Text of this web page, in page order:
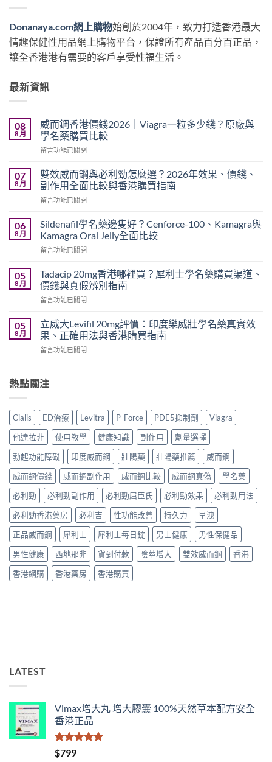
Donanaya.com網上購物始創於2004年，致力打造香港最大
情趣保健性用品網上購物平台，保證所有產品百分百正品，
讓全香港港有需要的客戶享受性福生活。
最新資訊
08
8 月
威而鋼香港價錢2026｜Viagra一粒多少錢？原廠與
學名藥購買比較
在
而
鋼
香
港
錢
2026
Viagra
粒
多
錢？
廠
與
學
購
買
較〉
中
留言功能已關閉
07
8 月
雙效威而鋼與必利勁怎麼選？2026年效果、價錢、
副作用全面比較與香港購買指南
在
效
而
鋼
必
利
勁
怎
選？
2026
效
錢、
用
全
面
比
較
與
香
港
買
指
南〉
中
留言功能已關閉
06
8 月
Sildenafil學名藥邊隻好？Cenforce-100、Kamagra與
Kamagra Oral Jelly全面比較
在
學
名
藥
邊
好？
Cenforce-
100、
Kamagra
Oral
面
比
較〉
中
留言功能已關閉
05
8 月
Tadacip 20mg香港哪裡買？犀利士學名藥購買渠道、
價錢與真假辨別指南
在
20mg
香
港
哪
犀
學
名
藥
購
買
渠
道、
價
與
真
假
辨
別
指
南〉
中
留言功能已關閉
05
8 月
立威大Levifil 20mg評價：印度樂威壯學名藥真實效
果、正確用法與香港購買指南
在
大
Levifil
評
價：
印
度
樂
威
壯
學
藥
真
實
效
果、
正
確
用
中
留言功能已關閉
熱點關注
Cialis ED治療 Levitra P-Force PDE5抑制劑
Viagra
他達拉非
使用教學 健康知識 副作用
劑量選擇
勃起功能障礙
印度威而鋼 壯陽藥 壯陽藥推薦
威而鋼
威而鋼價錢
威而鋼副作用 威而鋼比較 威而鋼真偽
學名藥
必利勁
必利勁副作用 必利勁屈臣氏 必利勁效果
必利勁用法
必利勁香港藥房
必利吉 性功能改善 持久力
早洩
正品威而鋼
犀利士 犀利士每日錠 男士健康
男性保健品
男性健康
西地那非 貨到付款 陰莖增大 雙效威而鋼
香港
香港網購
香港藥房 香港購買
LATEST
Vimax增大丸 增大膠囊 100%天然草本配方安全
香港正品
評分
$799